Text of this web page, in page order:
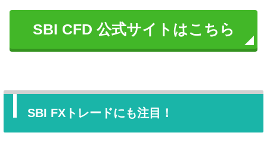
SBI CFD 公式サイトはこちら
SBI FXトレードにも注目！